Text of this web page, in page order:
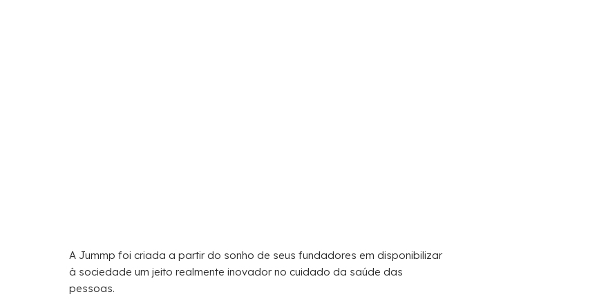
A Jummp foi criada a partir do sonho de seus fundadores em disponibilizar
à sociedade um jeito realmente inovador no cuidado da saúde das
pessoas.